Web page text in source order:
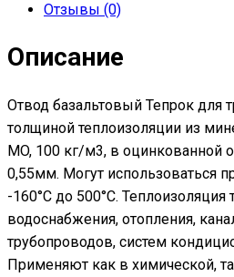
оцинкованной
толщиной
Отзывы (0)
Описание
Отвод базальтовый Тепрок для
толщиной теплоизоляции из
MO, 100 кг/м3, в
0,55мм. Могут использоваться
-160°С до 500°С. Теплоизоляция
водоснабжения, отопления,
трубопроводов, систем
Применяют как в химической,